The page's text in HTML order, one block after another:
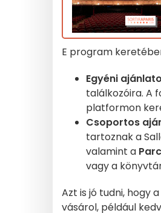
E program
Egyéni
találkozóira. A
platformon
Csoportos
tartoznak a
valamint a
vagy a
Azt is jó tudni, hogy a
vásárol, például